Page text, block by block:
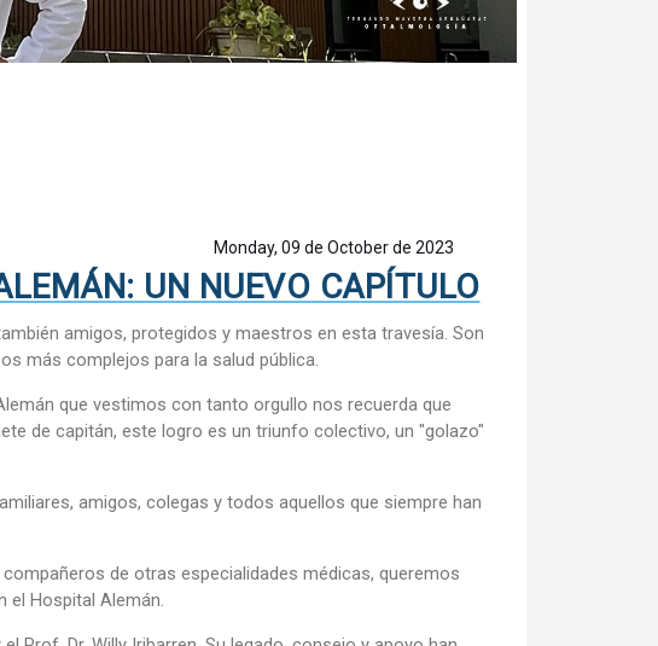
Monday, 09 de October de 2023
UN NUEVO CAPÍTULO
amigos, protegidos y maestros en esta travesía. Son
más complejos para la salud pública.
que vestimos con tanto orgullo nos recuerda que
de capitán, este logro es un triunfo colectivo, un "golazo"
amigos, colegas y todos aquellos que siempre han
de otras especialidades médicas, queremos
el Hospital Alemán.